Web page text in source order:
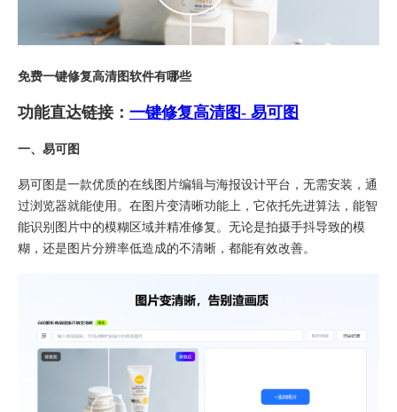
免费一键修复高清图软件有哪些
功能直达链接： 一键修复高清图- 易可图
一、易可图​
易可图是一款优质的在线图片编辑与海报设计平台，无需安装，通
过浏览器就能使用。在图片变清晰功能上，它依托先进算法，能智
能识别图片中的模糊区域并精准修复。无论是拍摄手抖导致的模
糊，还是图片分辨率低造成的不清晰，都能有效改善。